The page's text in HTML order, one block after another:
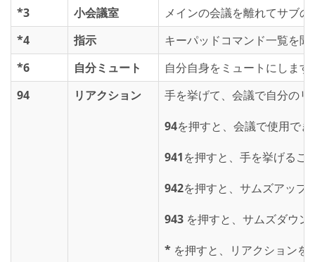
*3
小会議室
メインの会議を離れてサブ
*4
指示
キーパッドコマンド一覧を
*6
自分ミュート
自分自身をミュートにします
94
リアクション
手を挙げて、会議で自分の
94を押すと、会議で使用で
941を押すと、手を挙げるこ
942を押すと、サムズアップ
943 を押すと、サムズダウン
* を押すと、リアクションを